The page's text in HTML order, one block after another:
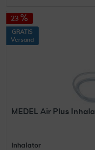
23
GRATIS
Versand
MEDEL Air Plus
Inhalator